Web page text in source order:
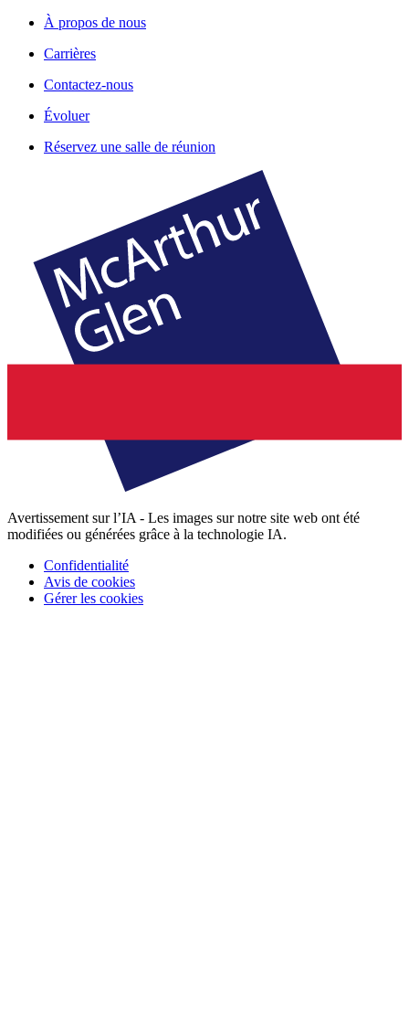
À propos de nous
Carrières
Contactez-nous
Évoluer
Réservez une salle de réunion
Avertissement sur l’IA - Les images sur notre site web ont été
modifiées ou générées grâce à la technologie IA.
Confidentialité
Avis de cookies
Gérer les cookies